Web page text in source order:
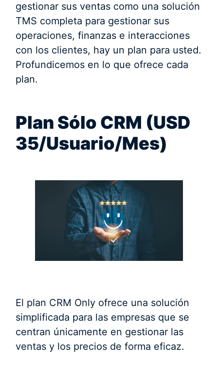
gestionar sus ventas como una solución
TMS completa para gestionar sus
operaciones, finanzas e interacciones
con los clientes, hay un plan para usted.
Profundicemos en lo que ofrece cada
plan.
Plan Sólo CRM (USD
35/Usuario/Mes)
El plan CRM Only ofrece una solución
simplificada para las empresas que se
centran únicamente en gestionar las
ventas y los precios de forma eficaz.